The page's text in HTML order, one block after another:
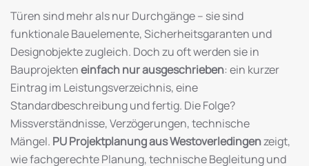
Türen sind mehr als nur Durchgänge – sie sind
funktionale Bauelemente, Sicherheitsgaranten und
Designobjekte zugleich. Doch zu oft werden sie in
Bauprojekteneinfach nur ausgeschrieben: ein kurzer
Eintrag im Leistungsverzeichnis, eine
Standardbeschreibung und fertig. Die Folge?
Missverständnisse, Verzögerungen, technische
Mängel. PU Projektplanung aus Westoverledingenzeigt,
wie fachgerechte Planung, technische Begleitung und